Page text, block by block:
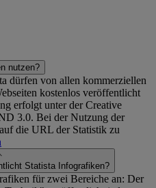
nutzen?
dürfen von allen kommerziellen
kostenlos veröffentlicht
erfolgt unter der Creative
3.0. Bei der Nutzung der
die URL der Statistik zu
Statista Infografiken?
für zwei Bereiche an: Der